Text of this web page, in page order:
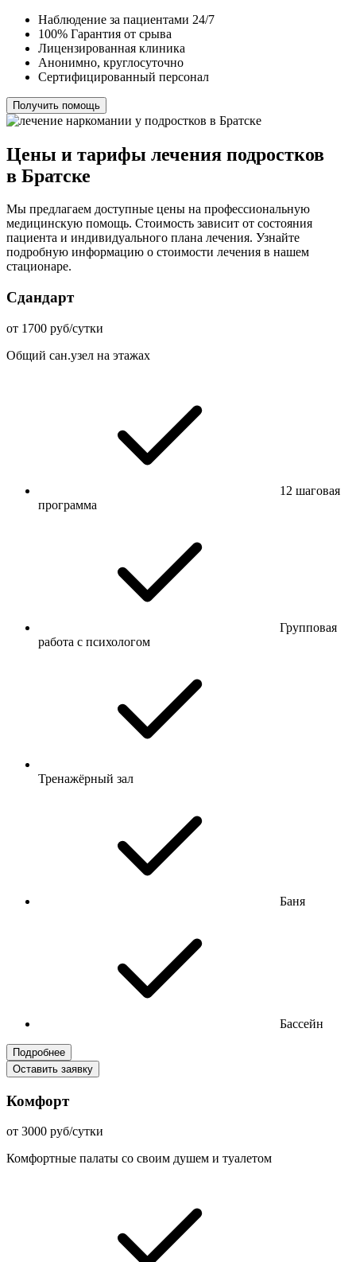
Наблюдение за пациентами 24/7
100% Гарантия от срыва
Лицензированная клиника
Анонимно, круглосуточно
Сертифицированный персонал
Получить помощь
Цены и тарифы лечения подростков
в Братске
Мы предлагаем доступные цены на профессиональную
медицинскую помощь. Стоимость зависит от состояния
пациента и индивидуального плана лечения. Узнайте
подробную информацию о стоимости лечения в нашем
стационаре.
Сдандарт
от 1700 руб/сутки
Общий сан.узел на этажах
12 шаговая
программа
Групповая
работа с психологом
Тренажёрный зал
Баня
Бассейн
Подробнее
Оставить заявку
Комфорт
от 3000 руб/сутки
Комфортные палаты со своим душем и туалетом